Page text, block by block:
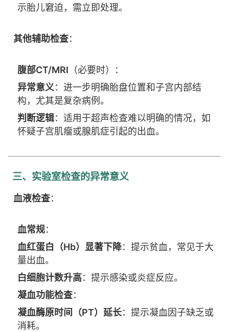
示胎儿窘迫，需立即处理。
其他辅助检查：
腹部CT/MRI （必要时）：
异常意义：进一步明确胎盘位置和子宫内部结
构，尤其是复杂病例。
判断逻辑：适用于超声检查难以明确的情况，如
怀疑子宫肌瘤或腺肌症引起的出血。
三、实验室检查的异常意义
血液检查：
血常规：
血红蛋白（Hb）显著下降：提示贫血，常见于大
量出血。
白细胞计数升高：提示感染或炎症反应。
凝血功能检查：
凝血酶原时间（PT）延长：提示凝血因子缺乏或
消耗。